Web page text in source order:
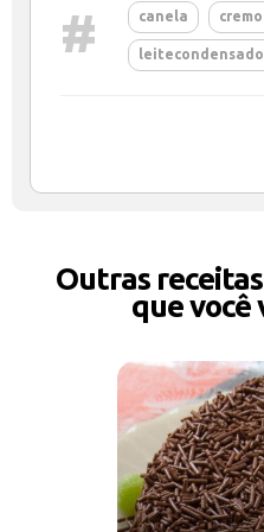
# canela
leitecondensado
Outras
que você